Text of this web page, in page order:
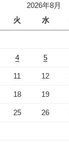
2026年8月
火 水
4 5
11 12
18 19
25 26